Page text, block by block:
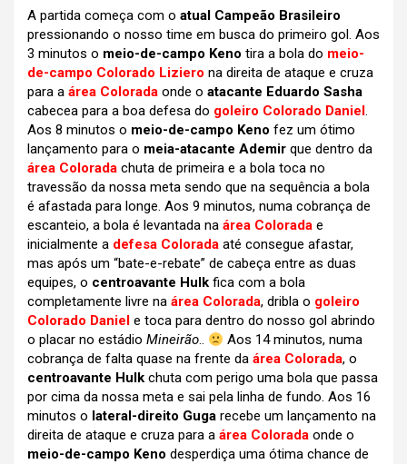
A partida começa com o atual Campeão Brasileiro
pressionando o nosso time em busca do primeiro gol. Aos
3 minutos o meio-de-campo Keno tira a bola do meio-
de-campo Colorado Liziero na direita de ataque e cruza
para a área Colorada onde o atacante Eduardo Sasha
cabecea para a boa defesa do goleiro Colorado Daniel.
Aos 8 minutos o meio-de-campo Keno fez um ótimo
lançamento para o meia-atacante Ademir que dentro da
área Colorada chuta de primeira e a bola toca no
travessão da nossa meta sendo que na sequência a bola
é afastada para longe. Aos 9 minutos, numa cobrança de
escanteio, a bola é levantada na área Colorada e
inicialmente a defesa Colorada até consegue afastar,
mas após um “bate-e-rebate” de cabeça entre as duas
equipes, o centroavante Hulk fica com a bola
completamente livre na área Colorada, dribla o goleiro
Colorado Daniel e toca para dentro do nosso gol abrindo
o placar no estádio Mineirão..
Aos 14 minutos, numa
cobrança de falta quase na frente da área Colorada, o
centroavante Hulk chuta com perigo uma bola que passa
por cima da nossa meta e sai pela linha de fundo. Aos 16
minutos o lateral-direito Guga recebe um lançamento na
direita de ataque e cruza para a área Colorada onde o
meio-de-campo Keno desperdiça uma ótima chance de